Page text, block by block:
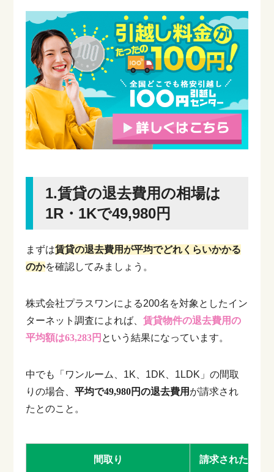
1.賃貸の退去費用の相場は
1R・1Kで49,980円
まずは賃貸の退去費用が平均でどれくらいかかる
のかを確認してみましょう。
株式会社プラスワンによる200名を対象としたイン
ターネット調査によれば、賃貸物件の退去費用の
平均額は63,283円 という結果になっています。
中でも「ワンルーム、1K、1DK、1LDK」の間取
りの場合、平均で49,980円の退去費用 が請求され
たとのこと。
間取り 請求された退去